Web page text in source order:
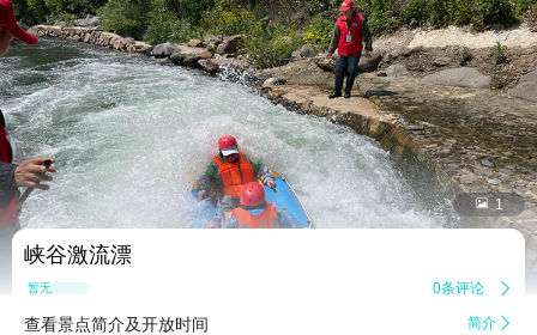
 1
峡谷激流漂
暂无点评 0条评论 
查看景点简介及开放时间 简介 
